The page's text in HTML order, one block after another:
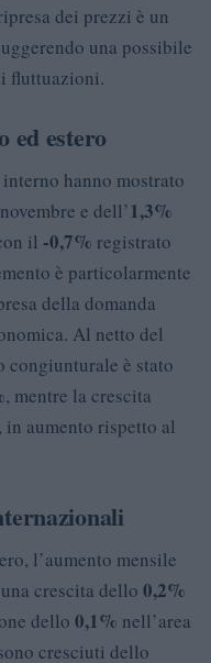
dei prezzi è un
una possibile
fluttuazioni.
ed estero
hanno mostrato
e dell’1,3%
il -0,7% registrato
è particolarmente
della domanda
Al netto del
congiunturale è stato
, mentre la crescita
, in aumento rispetto al
l’aumento mensile
crescita dello 0,2%
dello 0,1% nell’area
cresciuti dello